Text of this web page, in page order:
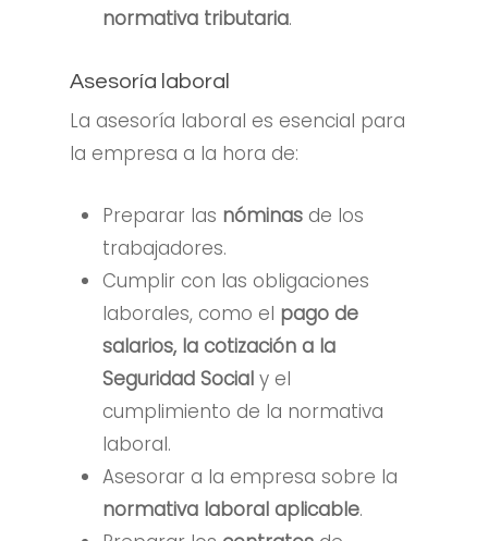
normativa tributaria.
Asesoría laboral
La asesoría laboral es esencial para
la empresa a la hora de:
Preparar las nóminas de los
trabajadores.
Cumplir con las obligaciones
laborales, como el pago de
salarios, la cotización a la
Seguridad Social y el
cumplimiento de la normativa
laboral.
Asesorar a la empresa sobre la
normativa laboral aplicable.